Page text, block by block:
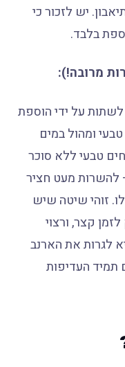
יש לזכור כי
בלבד.
מרובה!):
על ידי הוספת
ומהול במים
טבעי ללא סוכר
להשרות מעט חציר
זוהי שיטה שיש
קצר, ורצוי
לגרות את הארנב
העדיפות